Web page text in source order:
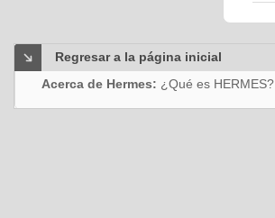
Regresar a la página inicial
Acerca de Hermes: ¿Qué es HERMES?